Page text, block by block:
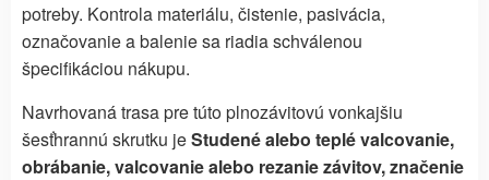
potreby. Kontrola materiálu, čistenie, pasivácia,
označovanie a balenie sa riadia schválenou
špecifikáciou nákupu.
Navrhovaná trasa pre túto plnozávitovú vonkajšiu
šesťhrannú skrutku jeStudené alebo teplé valcovanie,
obrábanie, valcovanie alebo rezanie závitov, značenie